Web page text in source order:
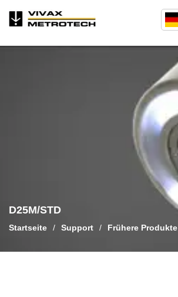
Inhalt
D25M/STD
Startseite / Support / Frühere Produkte